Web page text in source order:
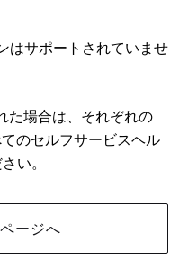
はサポートされていませ
た場合は、それぞれの
のセルフサービスヘル
い。
ージへ